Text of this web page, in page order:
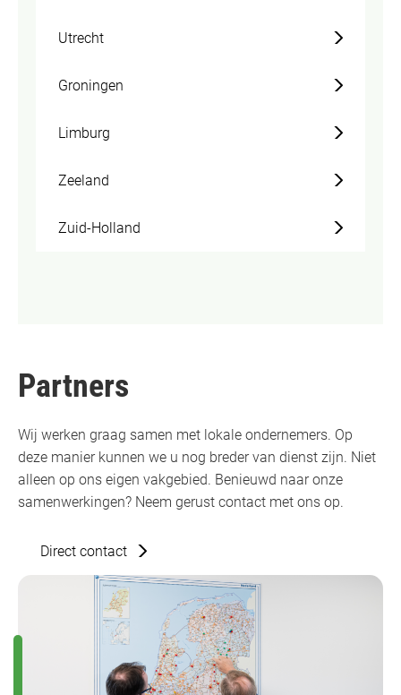
Utrecht
Groningen
Limburg
Zeeland
Zuid-Holland
Partners
Wij werken graag samen met lokale ondernemers. Op
deze manier kunnen we u nog breder van dienst zijn. Niet
alleen op ons eigen vakgebied. Benieuwd naar onze
samenwerkingen? Neem gerust contact met ons op.
Direct contact